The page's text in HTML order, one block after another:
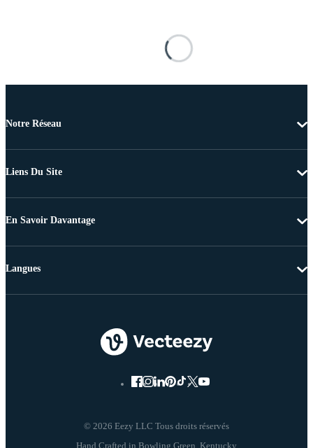
Notre Réseau
Liens Du Site
En Savoir Davantage
© 2026 Eezy LLC Tous droits réservés
Langues